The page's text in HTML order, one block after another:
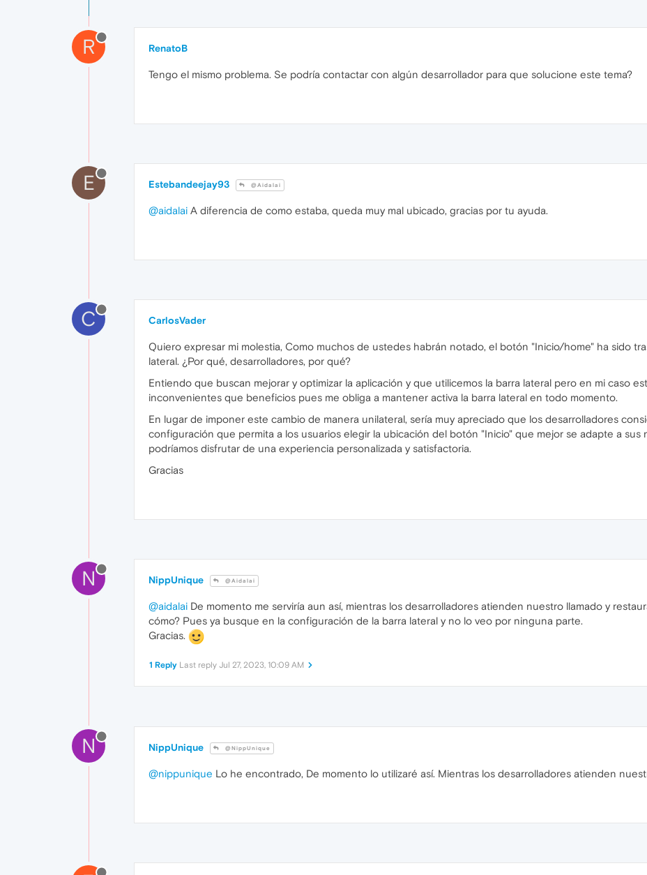
R RenatoB
Tengo el mismo problema. Se podría contactar con algún desarrollador para que solucione este tema?
E Estebandeejay93 @Aidalai
@aidalai A diferencia de como estaba, queda muy mal ubicado, gracias por tu ayuda.
C CarlosVader
Quiero expresar mi molestia, Como muchos de ustedes habrán notado, el botón "Inicio/home" ha sido
lateral. ¿Por qué, desarrolladores, por qué?
Entiendo que buscan mejorar y optimizar la aplicación y que utilicemos la barra lateral pero en mi caso
inconvenientes que beneficios pues me obliga a mantener activa la barra lateral en todo momento.
En lugar de imponer este cambio de manera unilateral, sería muy apreciado que los desarrolladores
configuración que permita a los usuarios elegir la ubicación del botón "Inicio" que mejor se adapte a sus
podríamos disfrutar de una experiencia personalizada y satisfactoria.
Gracias
N NippUnique @Aidalai
@aidalai De momento me serviría aun así, mientras los desarrolladores atienden nuestro llamado y
cómo? Pues ya busque en la configuración de la barra lateral y no lo veo por ninguna parte.
Gracias.
1 Reply Last reply Jul 27, 2023, 10:09 AM
N NippUnique @NippUnique
@nippunique Lo he encontrado, De momento lo utilizaré así. Mientras los desarrolladores atienden